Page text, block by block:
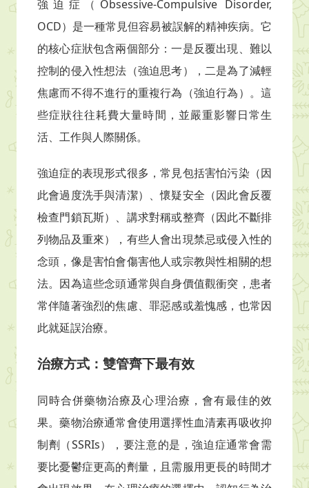
強迫症（Obsessive-Compulsive Disorder,
OCD）是一種常見但容易被誤解的精神疾病。它
的核心症狀包含兩個部分：一是反覆出現、難以
控制的侵入性想法（強迫思考），二是為了減輕
焦慮而不得不進行的重複行為（強迫行為）。這
些症狀往往耗費大量時間，並嚴重影響日常生
活、工作與人際關係。
強迫症的表現形式很多，常見包括害怕污染（因
此會過度洗手與清潔）、懷疑安全（因此會反覆
檢查門鎖瓦斯）、講求對稱或整齊（因此不斷排
列物品及重來），有些人會出現禁忌或侵入性的
念頭，像是害怕會傷害他人或宗教與性相關的想
法。因為這些念頭通常與自身價值觀衝突，患者
常伴隨著強烈的焦慮、罪惡感或羞愧感，也常因
此就延誤治療。
治療方式：雙管齊下最有效
同時合併藥物治療及心理治療，會有最佳的效
果。藥物治療通常會使用選擇性血清素再吸收抑
制劑（SSRIs），要注意的是，強迫症通常會需
要比憂鬱症更高的劑量，且需服用更長的時間才